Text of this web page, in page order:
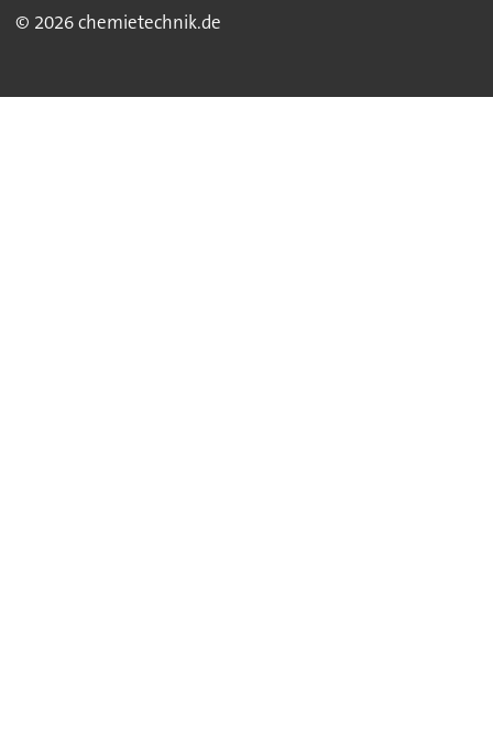
© 2026 chemietechnik.de